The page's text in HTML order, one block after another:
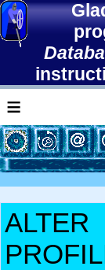
≡
ALTER